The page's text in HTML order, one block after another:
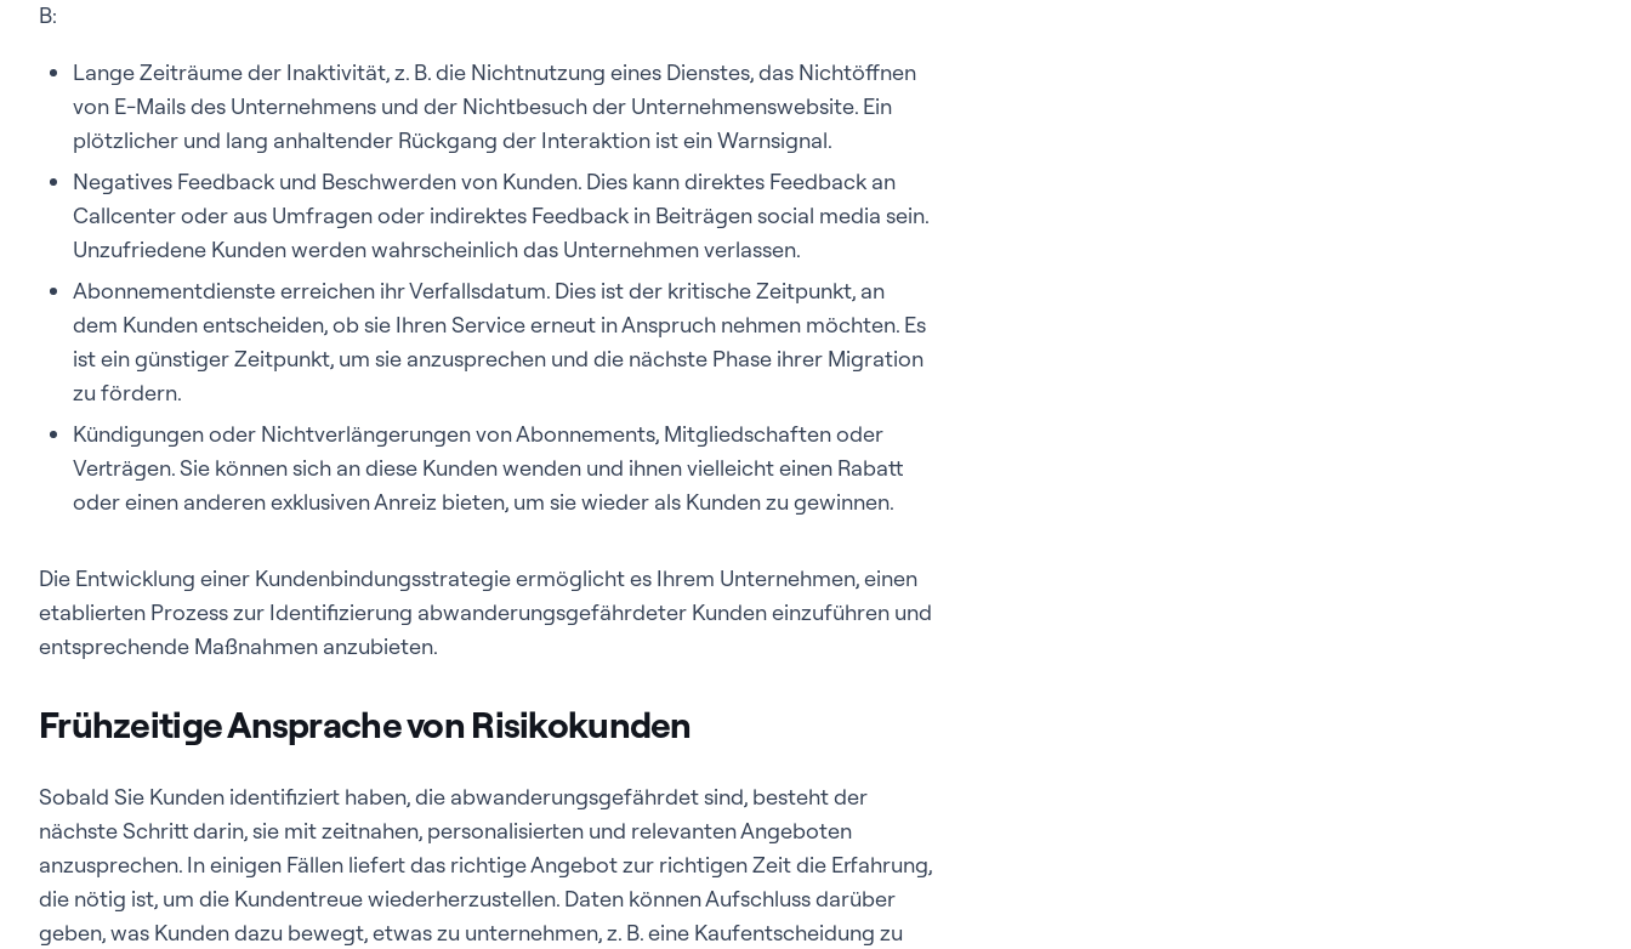
B:
Lange Zeiträume der Inaktivität, z. B. die Nichtnutzung eines Dienstes, das Nichtöffnen
von E-Mails des Unternehmens und der Nichtbesuch der Unternehmenswebsite. Ein
plötzlicher und lang anhaltender Rückgang der Interaktion ist ein Warnsignal.
Negatives Feedback und Beschwerden von Kunden. Dies kann direktes Feedback an
Callcenter oder aus Umfragen oder indirektes Feedback in Beiträgen social media sein.
Unzufriedene Kunden werden wahrscheinlich das Unternehmen verlassen.
Abonnementdienste erreichen ihr Verfallsdatum. Dies ist der kritische Zeitpunkt, an
dem Kunden entscheiden, ob sie Ihren Service erneut in Anspruch nehmen möchten. Es
ist ein günstiger Zeitpunkt, um sie anzusprechen und die nächste Phase ihrer Migration
zu fördern.
Kündigungen oder Nichtverlängerungen von Abonnements, Mitgliedschaften oder
Verträgen. Sie können sich an diese Kunden wenden und ihnen vielleicht einen Rabatt
oder einen anderen exklusiven Anreiz bieten, um sie wieder als Kunden zu gewinnen.
Die Entwicklung einer Kundenbindungsstrategie ermöglicht es Ihrem Unternehmen, einen
etablierten Prozess zur Identifizierung abwanderungsgefährdeter Kunden einzuführen und
entsprechende Maßnahmen anzubieten.
Frühzeitige Ansprache von Risikokunden
Sobald Sie Kunden identifiziert haben, die abwanderungsgefährdet sind, besteht der
nächste Schritt darin, sie mit zeitnahen, personalisierten und relevanten Angeboten
anzusprechen. In einigen Fällen liefert das richtige Angebot zur richtigen Zeit die Erfahrung,
die nötig ist, um die Kundentreue wiederherzustellen. Daten können Aufschluss darüber
geben, was Kunden dazu bewegt, etwas zu unternehmen, z. B. eine Kaufentscheidung zu